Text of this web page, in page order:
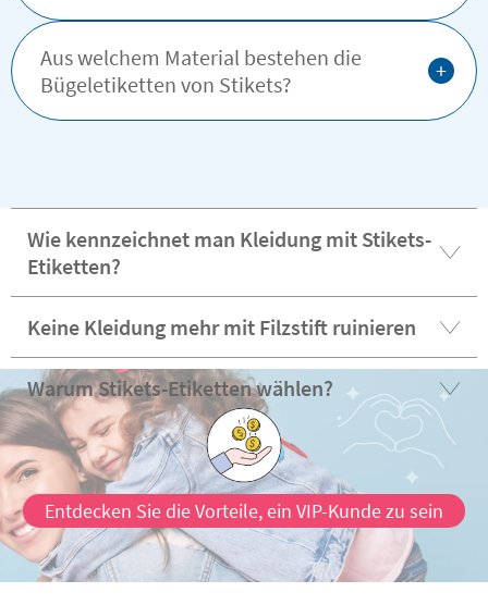
Aus welchem Material bestehen die
Bügeletiketten von Stikets?
+
Wie kennzeichnet man Kleidung mit Stikets-
Etiketten?
Keine Kleidung mehr mit Filzstift ruinieren
Warum Stikets-Etiketten wählen?
Entdecken Sie die Vorteile, ein VIP-Kunde zu sein